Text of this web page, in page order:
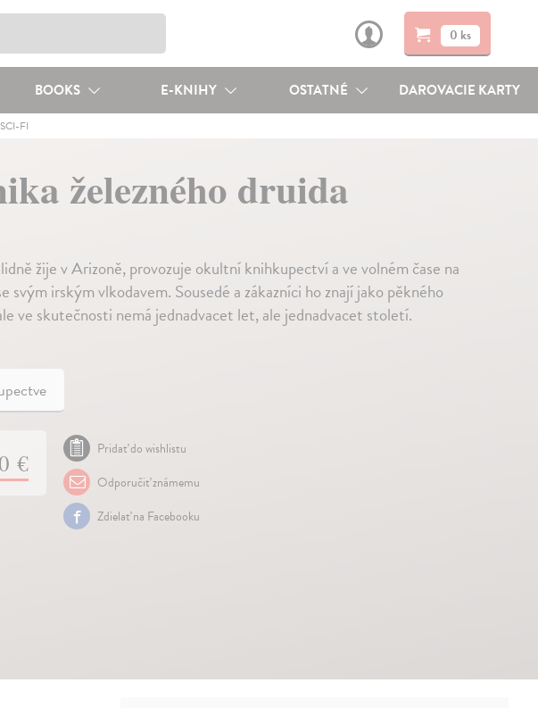
0 ks
BOOKS E-KNIHY OSTATNÉ DAROVACIE KARTY
FI
železného druida
žije v Arizoně, provozuje okultní knihkupectví a ve volném čase na
svým irským vlkodavem. Sousedé a zákazníci ho znají jako pěkného
ve skutečnosti nemá jednadvacet let, ale jednadvacet století.
€
Pridať do wishlistu
Odporučiť známemu
Zdielať na Facebooku